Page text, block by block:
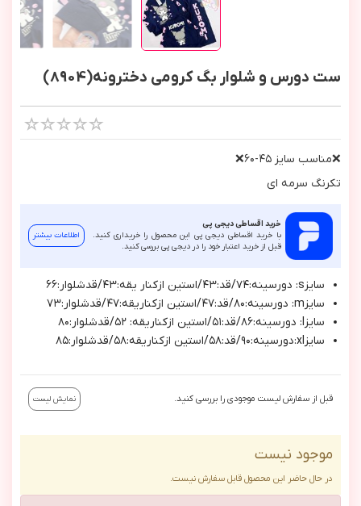
ست دورس و شلوار بگ کرومی دخترونه(8904)
❌مناسب سايز ٤٥-٦٠❌
تكرنگ سرمه اي
خرید اقساطی دیجی پی
با خرید اقساطی دیجی پی این محصول را خریداری کنید.
قبل از خرید اعتبار خود را در دیجی پی بررسی کنید.
اطلاعات بیشتر
سايزs: دورسينه:٧٤/قد:٤٣/استين ازكنار يقه:٤٣/قدشلوار:٦٦
سايزm: دورسينه:٨٠/قد:٤٧/استين ازكناريقه:٤٧/قدشلوار:٧٣
سايزl: دورسينه:٨٦/قد:٥١/استين ازكناريقه: ٥٢/قدشلوار:٨٠
سايزxl:دورسينه:٩٠/قد:٥٨/استين ازكناريقه:٥٨/قدشلوار:٨٥
قبل از سفارش لیست موجودی را بررسی کنید. نمایش لیست
موجود نیست
در حال حاضر این محصول قابل سفارش نیست.